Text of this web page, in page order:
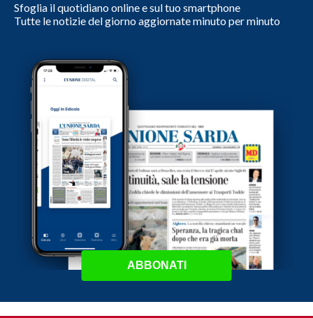
Sfoglia il quotidiano online e sul tuo smartphone
Tutte le notizie del giorno aggiornate minuto per minuto
ABBONATI